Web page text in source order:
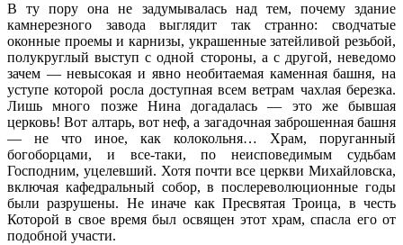
В ту пору она не задумывалась над тем, почему здание
камнерезного завода выглядит так странно: сводчатые
оконные проемы и карнизы, украшенные затейливой резьбой,
полукруглый выступ с одной стороны, а с другой, неведомо
зачем — невысокая и явно необитаемая каменная башня, на
уступе которой росла доступная всем ветрам чахлая березка.
Лишь много позже Нина догадалась — это же бывшая
церковь! Вот алтарь, вот неф, а загадочная заброшенная башня
— не что иное, как колокольня… Храм, поруганный
богоборцами, и все-таки, по неисповедимым судьбам
Господним, уцелевший. Хотя почти все церкви Михайловска,
включая кафедральный собор, в послереволюционные годы
были разрушены. Не иначе как Пресвятая Троица, в честь
Которой в свое время был освящен этот храм, спасла его от
подобной участи.